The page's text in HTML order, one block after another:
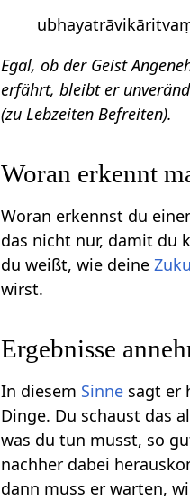
Egal, ob der Geist
erfährt, bleibt er
(zu Lebzeiten Befreiten).
Woran erkennt
Woran erkennst du
das nicht nur, damit du
du weißt, wie deine
wirst.
Ergebnisse
In diesem Sinne sagt er
Dinge. Du schaust das
was du tun musst, so
nachher dabei
dann muss er warten,